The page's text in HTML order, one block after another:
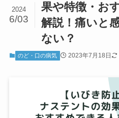
果や特徴・お
解説！痛いと
ない？
2024
6/03
のど・口の病気 2023年7月18日